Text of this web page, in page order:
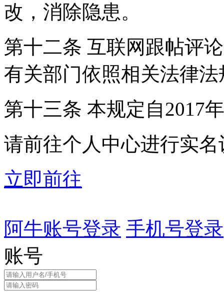
改，消除隐患。
第十二条 互联网跟帖评
有关部门依照相关法律
第十三条 本规定自2017
请前往个人中心进行实名
立即前往
阿牛账号登录 手机号登录
账号